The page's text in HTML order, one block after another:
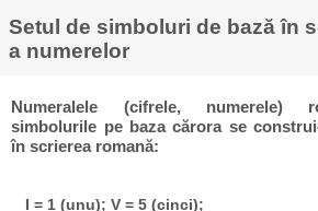
Setul de simboluri de bază în
a numerelor
Numeralele (cifrele, numerele)
simbolurile pe baza cărora se
în scrierea romană:
I = 1 (unu); V = 5 (cinci);